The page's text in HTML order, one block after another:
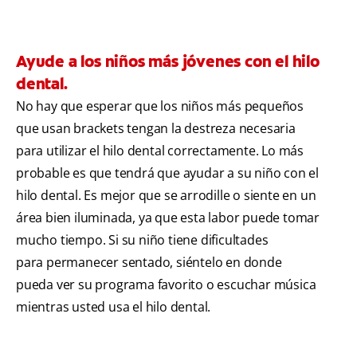
Ayude a los niños más jóvenes con el hilo
dental.
No hay que esperar que los niños más pequeños
que usan brackets tengan la destreza necesaria
para utilizar el hilo dental correctamente. Lo más
probable es que tendrá que ayudar a su niño con el
hilo dental. Es mejor que se arrodille o siente en un
área bien iluminada, ya que esta labor puede tomar
mucho tiempo. Si su niño tiene dificultades
para permanecer sentado, siéntelo en donde
pueda ver su programa favorito o escuchar música
mientras usted usa el hilo dental.